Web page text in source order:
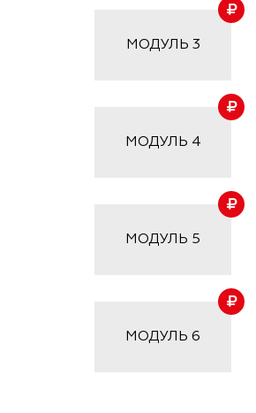
МОДУЛЬ 3
МОДУЛЬ 4
МОДУЛЬ 5
МОДУЛЬ 6